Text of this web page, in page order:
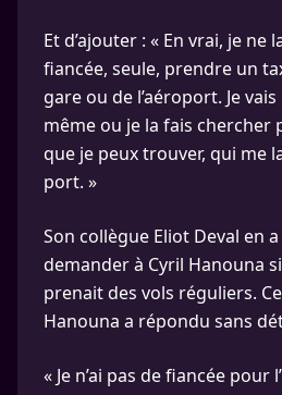
Et d’ajouter : « En vrai, je ne
fiancée, seule, prendre un
gare ou de l’aéroport. Je
même ou je la fais chercher
que je peux trouver, qui me
port. »
Son collègue Eliot Deval en
demander à Cyril Hanouna
prenait des vols réguliers.
Hanouna a répondu sans
« Je n’ai pas de fiancée pour